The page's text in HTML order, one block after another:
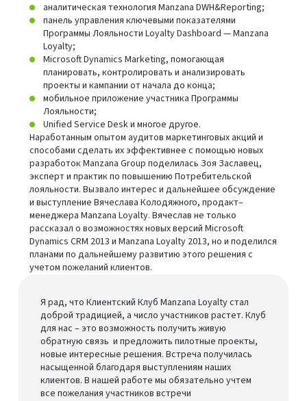
аналитическая технология Manzana DWH&Reporting;
панель управления ключевыми показателями
Программы Лояльности Loyalty Dashboard — Manzana
Loyalty;
Microsoft Dynamics Marketing, помогающая
планировать, контролировать и анализировать
проекты и кампании от начала до конца;
мобильное приложение участника Программы
Лояльности;
Unified Service Desk и многое другое.
Наработанным опытом аудитов маркетинговых акций и
способами сделать их эффективнее с помощью новых
разработок Manzana Group поделилась Зоя Заславец,
эксперт и практик по повышению Потребительской
лояльности. Вызвало интерес и дальнейшее обсуждение
и выступление Вячеслава Колодяжного, продакт–
менеджера Manzana Loyalty. Вячеслав не только
рассказал о возможностях новых версий Microsoft
Dynamics CRM 2013 и Manzana Loyalty 2013, но и поделился
планами по дальнейшему развитию этого решения с
учетом пожеланий клиентов.
Я рад, что Клиентский Клуб Manzana Loyalty стал
доброй традицией, а число участников растет. Клуб
для нас – это возможность получить живую
обратную связь и предложить пилотные проекты,
новые интересные решения. Встреча получилась
насыщенной благодаря выступлениям наших
клиентов. В нашей работе мы обязательно учтем
все пожелания участников встречи